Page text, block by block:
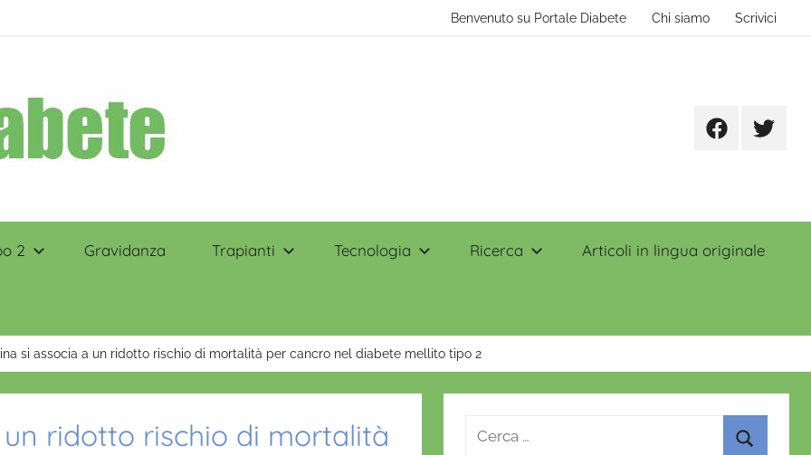
Benvenuto su Portale Diabete Chi siamo Scrivici
FacebookTwitter
2 Gravidanza Trapianti Tecnologia Ricerca Articoli in lingua originale
si associa a un ridotto rischio di mortalità per cancro nel diabete mellito tipo 2
ridotto rischio di mortalità
Ricerca